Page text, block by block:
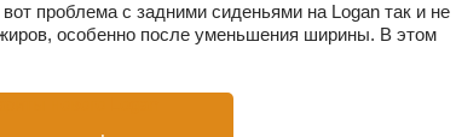
проблема с задними сиденьями на Logan так и не
особенно после уменьшения ширины. В этом